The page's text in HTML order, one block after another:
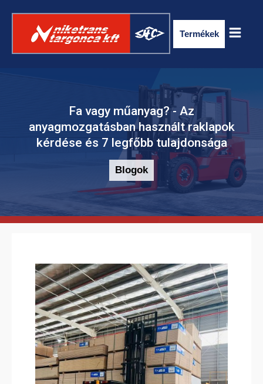
Termékek
ELEKTROMOS RAKLAPSZÁLLÍTÓ
TARGONCA
ELEKTROMOS RAKLAPEMELŐ
TARGONCA
Fa vagy műanyag? - Az
anyagmozgatásban használt raklapok
kérdése és 7 legfőbb tulajdonsága
Blogok